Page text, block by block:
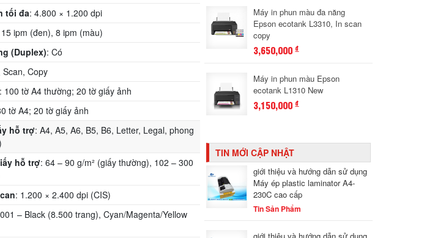
tối đa: 4.800 × 1.200 dpi
ipm (đen), 8 ipm (màu)
(Duplex): Có
Scan, Copy
: 100 tờ A4 thường; 20 tờ giấy ảnh
tờ A4; 20 tờ giấy ảnh
hỗ trợ: A4, A5, A6, B5, B6, Letter, Legal, phong
hỗ trợ: 64 – 90 g/m² (giấy thường), 102 – 300
: 1.200 × 2.400 dpi (CIS)
– Black (8.500 trang), Cyan/Magenta/Yellow
Máy in phun màu đa năng
Epson ecotank L3310, In scan
copy
3,650,000đ
Máy in phun màu Epson
ecotank L1310 New
3,150,000đ
TIN MỚI CẬP NHẬT
giới thiệu và hướng dẫn sử dụng
Máy ép plastic laminator A4-
230C cao cấp
Tin Sản Phẩm